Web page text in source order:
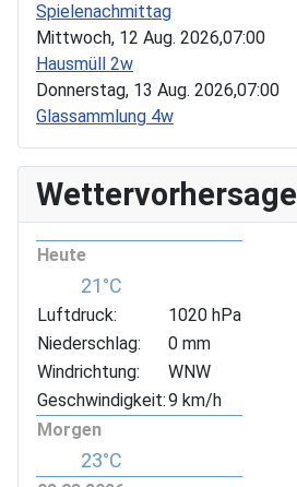
Spielenachmittag
Mittwoch, 12 Aug. 2026,07:00
Hausmüll 2w
Donnerstag, 13 Aug. 2026,07:00
Glassammlung 4w
Wettervorhersage
Heute
21°C
Luftdruck:
1020 hPa
Niederschlag:
0 mm
Windrichtung:
WNW
Geschwindigkeit:9 km/h
Morgen
23°C